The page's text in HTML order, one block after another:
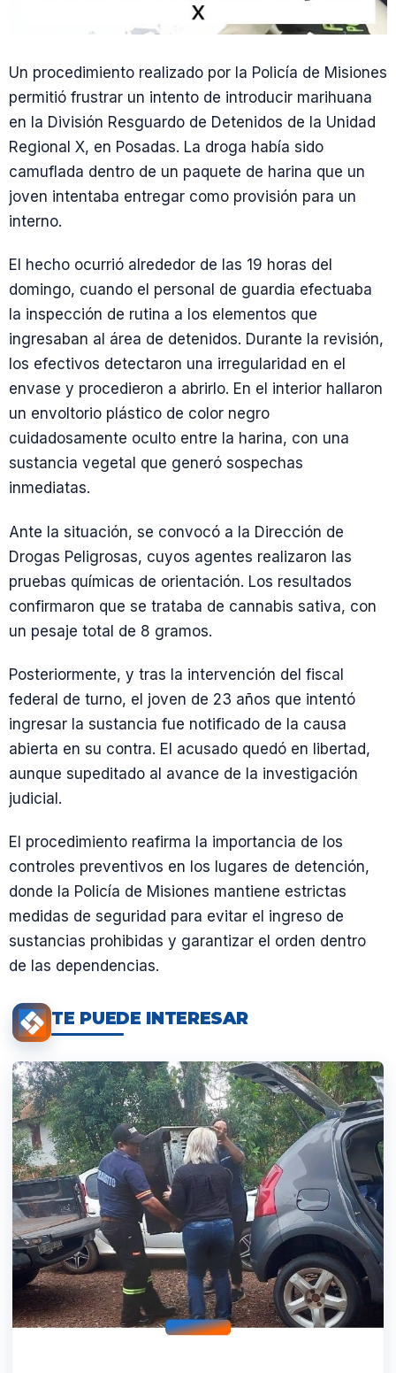
Un procedimiento realizado por la Policía de Misiones
permitió frustrar un intento de introducir marihuana
en la División Resguardo de Detenidos de la Unidad
Regional X, en Posadas. La droga había sido
camuflada dentro de un paquete de harina que un
joven intentaba entregar como provisión para un
interno.
El hecho ocurrió alrededor de las 19 horas del
domingo, cuando el personal de guardia efectuaba
la inspección de rutina a los elementos que
ingresaban al área de detenidos. Durante la revisión,
los efectivos detectaron una irregularidad en el
envase y procedieron a abrirlo. En el interior hallaron
un envoltorio plástico de color negro
cuidadosamente oculto entre la harina, con una
sustancia vegetal que generó sospechas
inmediatas.
Ante la situación, se convocó a la Dirección de
Drogas Peligrosas, cuyos agentes realizaron las
pruebas químicas de orientación. Los resultados
confirmaron que se trataba de cannabis sativa, con
un pesaje total de 8 gramos.
Posteriormente, y tras la intervención del fiscal
federal de turno, el joven de 23 años que intentó
ingresar la sustancia fue notificado de la causa
abierta en su contra. El acusado quedó en libertad,
aunque supeditado al avance de la investigación
judicial.
El procedimiento reafirma la importancia de los
controles preventivos en los lugares de detención,
donde la Policía de Misiones mantiene estrictas
medidas de seguridad para evitar el ingreso de
sustancias prohibidas y garantizar el orden dentro
de las dependencias.
TE PUEDE INTERESAR